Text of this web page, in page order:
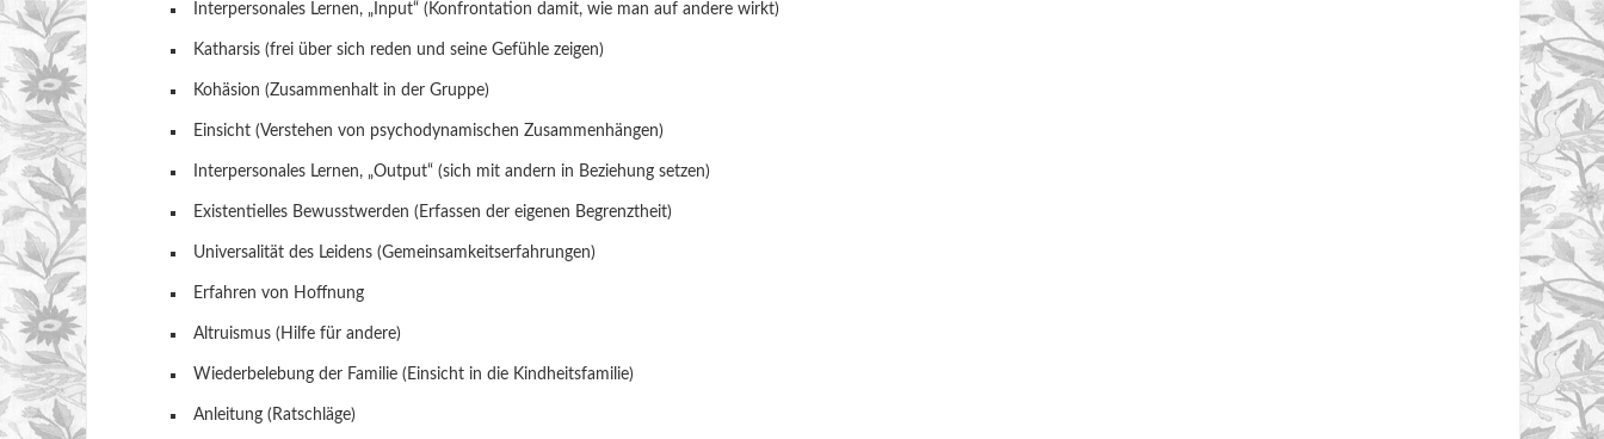
Interpersonales Lernen, „Input“ (Konfrontation damit, wie man auf andere wirkt)
Katharsis (frei über sich reden und seine Gefühle zeigen)
Kohäsion (Zusammenhalt in der Gruppe)
Einsicht (Verstehen von psychodynamischen Zusammenhängen)
Interpersonales Lernen, „Output“ (sich mit andern in Beziehung setzen)
Existentielles Bewusstwerden (Erfassen der eigenen Begrenztheit)
Universalität des Leidens (Gemeinsamkeitserfahrungen)
Erfahren von Hoffnung
Altruismus (Hilfe für andere)
Wiederbelebung der Familie (Einsicht in die Kindheitsfamilie)
Anleitung (Ratschläge)